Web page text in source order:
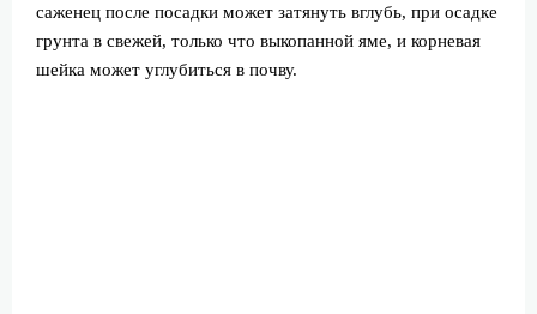
саженец после посадки может затянуть вглубь, при осадке
грунта в свежей, только что выкопанной яме, и корневая
шейка может углубиться в почву.